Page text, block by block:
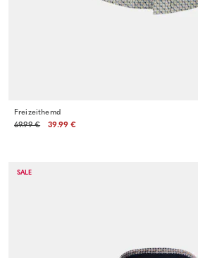
Freizeithemd
69.99 €
39.99 €
SALE